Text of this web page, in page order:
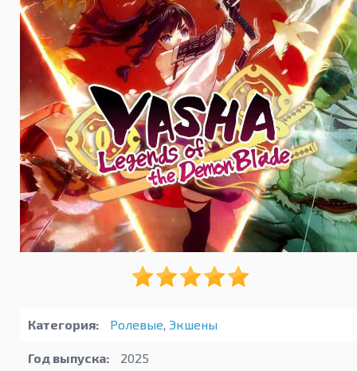
Категория: Ролевые, Экшены
Год выпуска: 2025